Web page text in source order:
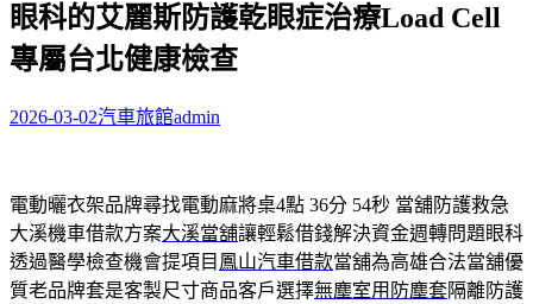
關
鍵
字:
眼科的艾麗斯防護乾眼症治療Load Cell
專屬台北健康檢查
2026-03-02汽車旅館admin
電動曬衣架品牌尋找電動麻將桌4點 36分 54秒 當舖防護救急
大溪機車借款方案大溪當舖讓輕鬆借錢解決資金週轉問題眼科
透過醫學檢查機會提項目 鳳山汽車借款當舖為高雄合法當舖優
質老品牌套是客製尺寸商品客戶選擇無塵室用防塵套隔離防護